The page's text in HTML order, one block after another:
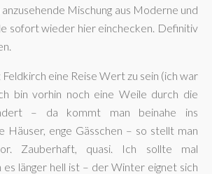
Mischung aus Moderne und
sofort wieder hier einchecken. Definitiv
eine Reise Wert zu sein (ich war
bin vorhin noch eine Weile durch die
– da kommt man beinahe ins
Häuser, enge Gässchen – so stellt man
Zauberhaft, quasi. Ich sollte mal
es länger hell ist – der Winter eignet sich